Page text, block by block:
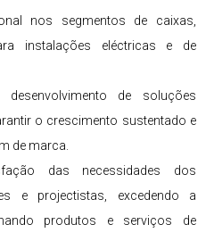
nos segmentos de caixas,
instalações eléctricas e de
de soluções
o crescimento sustentado e
de marca.
das necessidades dos
e projectistas, excedendo a
produtos e serviços de